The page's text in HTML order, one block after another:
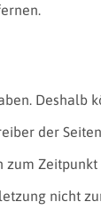
Deshalb
der
nicht